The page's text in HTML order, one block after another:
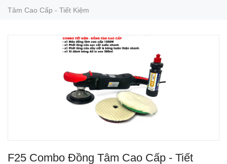
Tâm Cao Cấp - Tiết Kiệm
F25 Combo Đồng Tâm Cao Cấp - Tiết